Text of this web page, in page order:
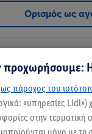
Ορισμός ως
να απολαύσεις
προχωρήσουμε:
ως πάροχος του
«υπηρεσίες
στην τερματική